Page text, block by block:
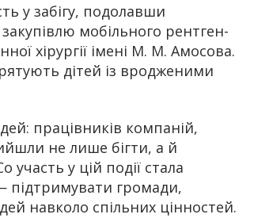
у забігу, подолавши
мобільного рентген-
хірургії імені М. М. Амосова.
дітей із вродженими
працівників компаній,
не лише бігти, а й
у цій події стала
підтримувати громади,
навколо спільних цінностей.